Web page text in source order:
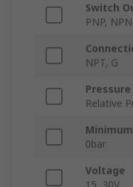
Switch
PNP,
NPT, G
Relative
0bar
Voltage